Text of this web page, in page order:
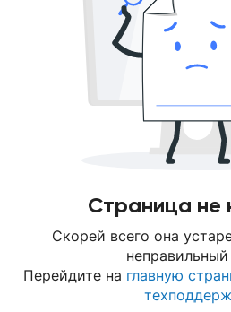
Страница не
Скорей всего она
Перейдите на главную